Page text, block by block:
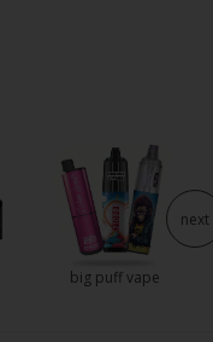
big puff vape
next